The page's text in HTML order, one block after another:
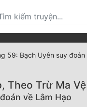
59: Bạch Uyên suy đoán
Theo Trừ Ma
về Lâm Hạo